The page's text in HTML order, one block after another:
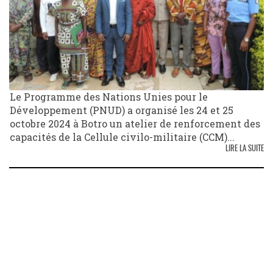
Le Programme des Nations Unies pour le
Développement (PNUD) a organisé les 24 et 25
octobre 2024 à Botro un atelier de renforcement des
capacités de la Cellule civilo-militaire (CCM)...
LIRE LA SUITE